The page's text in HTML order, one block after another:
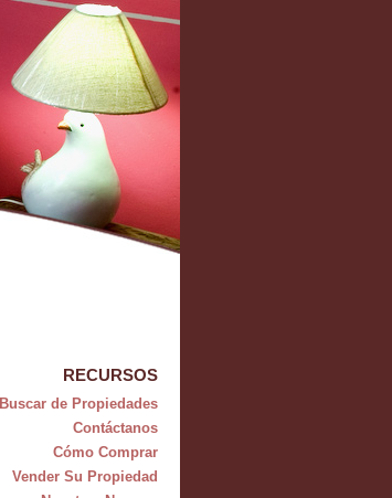
RECURSOS
Buscar de Propiedades
Contáctanos
Cómo Comprar
Vender Su Propiedad